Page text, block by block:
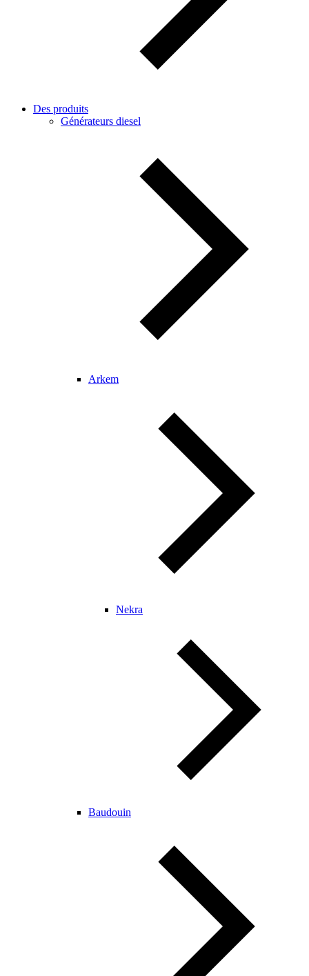
Des produits
Générateurs diesel
Arkem
Nekra
Baudouin